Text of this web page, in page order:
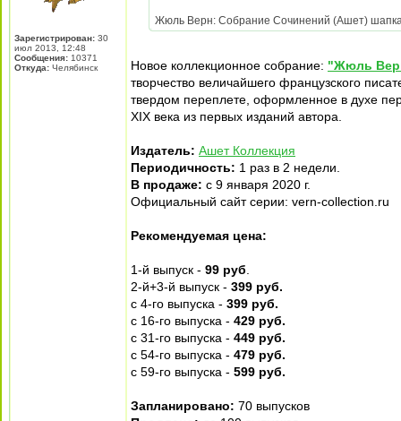
Зарегистрирован: 30
июл 2013, 12:48
Сообщения: 10371
Откуда: Челябинск
Жюль Верн: Собрание Сочинений (Ашет)
Новое коллекционное собрание: "Жюль
творчество величайшего французского
твердом переплете, оформленное в духе
XIX века из первых изданий автора.
Издатель: Ашет Коллекция
Периодичность: 1 раз в 2 недели.
В продаже: с 9 января 2020 г.
Официальный сайт серии: vern-collection.ru
Рекомендуемая цена:
1-й выпуск - 99 руб
2-й+3-й выпуск - 399 руб.
с 4-го выпуска - 399 руб.
с 16-го выпуска - 429 руб.
с 31-го выпуска - 449 руб.
с 54-го выпуска - 479 руб.
с 59-го выпуска - 599 руб.
Запланировано: 70 выпусков